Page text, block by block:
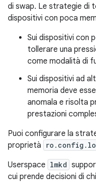
di swap. Le strategie di
dispositivi con poca
Sui dispositivi con
tollerare una
come modalità di
Sui dispositivi ad
memoria deve
anomala e risolta
prestazioni
Puoi configurare la
proprietà
Userspace lmkd
cui prende decisioni di